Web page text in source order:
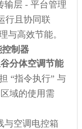
输层 - 平台管理
行且协同联
与高效节能。
控制器
分体空调节能
“指令执行” 与
域的使用需
与空调电控箱